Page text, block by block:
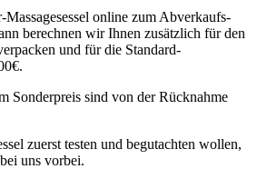
online zum Abverkaufs-
berechnen wir Ihnen zusätzlich für den
und für die Standard-
Sonderpreis sind von der Rücknahme
zuerst testen und begutachten wollen,
uns vorbei.